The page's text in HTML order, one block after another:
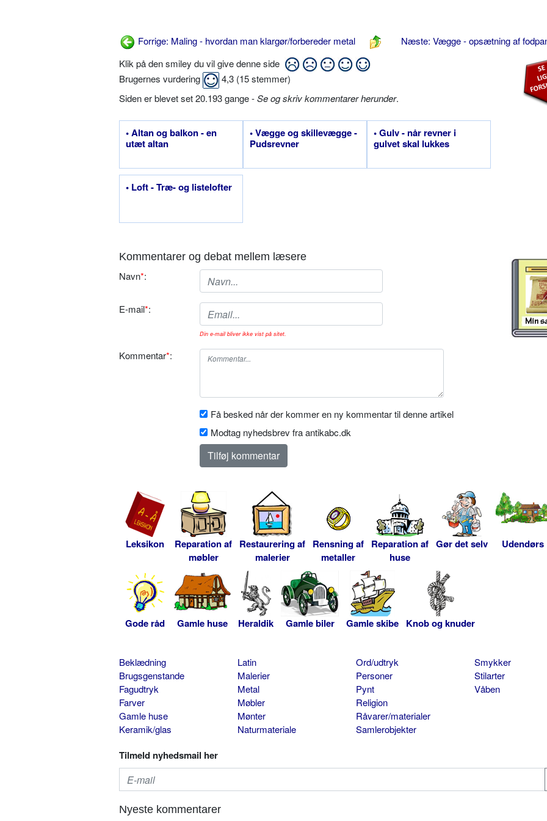
Forrige: Maling - hvordan man klargør/forbereder metal
Næste: Vægge - opsætning af
Klik på den smiley du vil give denne side
Brugernes vurdering
4,3 (15stemmer)
Siden er blevet set 20.193 gange -Se og skriv kommentarer herunder.
• Altan og balkon - en
utæt altan
• Vægge og skillevægge -
Pudsrevner
• Gulv - når revner i
gulvet skal lukkes
• Loft - Træ- og listelofter
Kommentarer og debat mellem læsere
Navn*:
E-mail*:
Din e-mail bliver ikke vist på sitet.
Kommentar*:
Få besked når der kommer en ny kommentar til denne artikel
Modtag nyhedsbrev fra antikabc.dk
Leksikon
Reparation af
møbler
Restaurering af
malerier
Rensning af
metaller
Reparation af
huse
Gør det selv Udendørs
Gode råd Gamle huse Heraldik Gamle biler Gamle skibe Knob og knuder
Beklædning
Brugsgenstande
Fagudtryk
Farver
Gamle huse
Keramik/glas
Latin
Malerier
Metal
Møbler
Mønter
Naturmateriale
Ord/udtryk
Personer
Pynt
Religion
Råvarer/materialer
Samlerobjekter
Smykker
Stilarter
Våben
Tilmeld nyhedsmail her
Nyeste kommentarer